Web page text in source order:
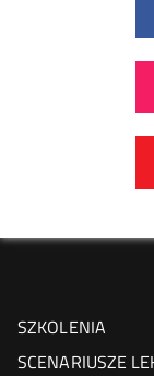
SZKOLENIA
SCENARIUSZE